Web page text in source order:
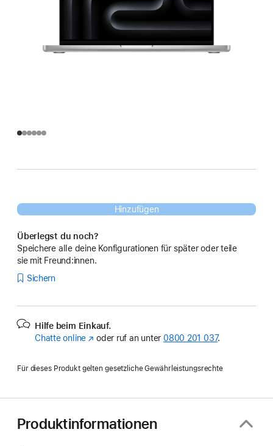
Hinzufügen
Überlegst du noch?
Speichere alle deine Konfigurationen für später oder teile
sie mit Freund:innen.
Sichern
Hilfe beim Einkauf.
Chatte online (Öffnet
Fenster)
oder ruf an unter 0800 201 037.
Für dieses Produkt gelten gesetzliche Gewährleistungsrechte
Produktinformationen